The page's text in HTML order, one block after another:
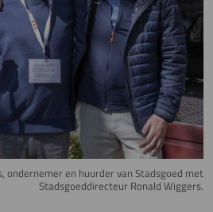
ondernemer en huurder van Stadsgoed met
Stadsgoeddirecteur Ronald Wiggers.